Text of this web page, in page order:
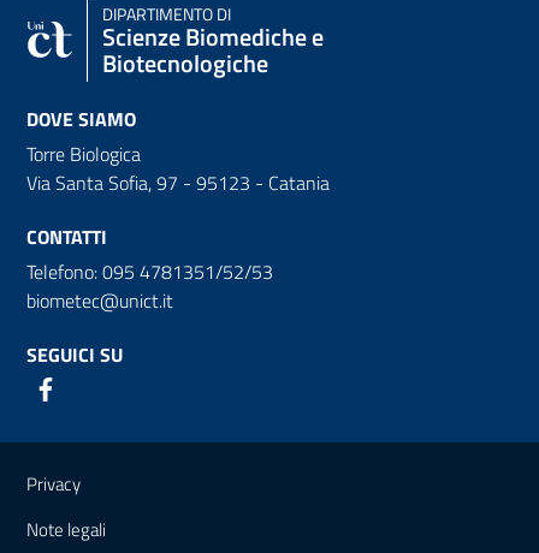
DIPARTIMENTO DI
Scienze Biomediche e
Biotecnologiche
DOVE SIAMO
Torre Biologica
Via Santa Sofia, 97 - 95123 - Catania
CONTATTI
Telefono: 095 4781351/52/53
biometec@unict.it
SEGUICI SU
Link e informazioni utili
Privacy
Note legali